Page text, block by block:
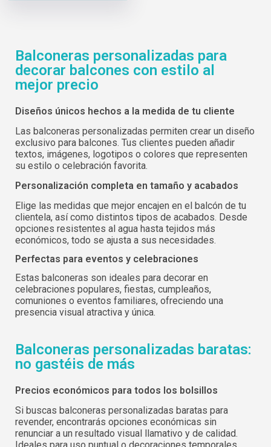
Usuario (CIF/NIF):
Selecciona tu idioma
Balconeras personalizadas para
decorar balcones con estilo al
mejor precio
Diseños únicos hechos a la medida de tu cliente
Las balconeras personalizadas permiten crear un diseño
exclusivo para balcones. Tus clientes pueden añadir
textos, imágenes, logotipos o colores que representen
su estilo o celebración favorita.
Personalización completa en tamaño y acabados
Elige las medidas que mejor encajen en el balcón de tu
clientela, así como distintos tipos de acabados. Desde
opciones resistentes al agua hasta tejidos más
económicos, todo se ajusta a sus necesidades.
Perfectas para eventos y celebraciones
Estas balconeras son ideales para decorar en
celebraciones populares, fiestas, cumpleaños,
comuniones o eventos familiares, ofreciendo una
presencia visual atractiva y única.
Balconeras personalizadas baratas:
no gastéis de más
Precios económicos para todos los bolsillos
Si buscas balconeras personalizadas baratas para
revender, encontrarás opciones económicas sin
renunciar a un resultado visual llamativo y de calidad.